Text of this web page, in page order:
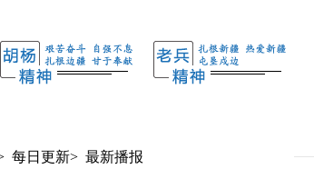
每日更新> 最新播报